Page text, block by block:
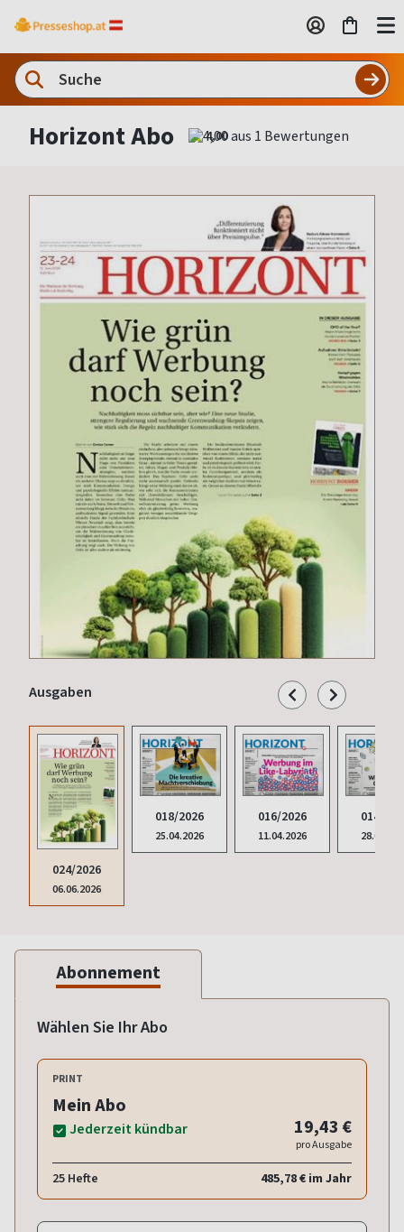
Horizont Abo 4,00
Ausgaben
024/2026
06.06.2026
018/2026
25.04.2026
016/2026
11.04.2026
014/
Abonnement
Wählen Sie Ihr Abo
PRINT
Mein Abo
Jederzeit kündbar 19,43 €
pro Ausgabe
25 Hefte 485,78 € im Jahr